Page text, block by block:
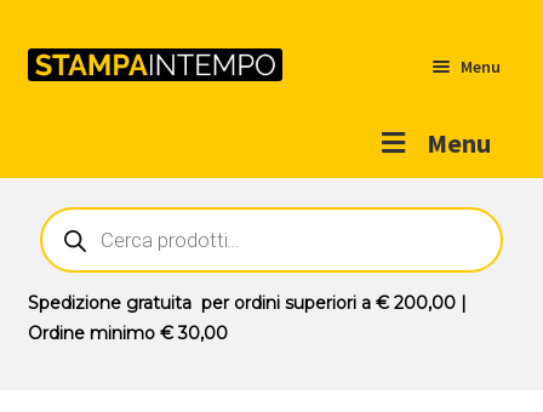
Menu
Menu
Outlet
Prodotti
Novità
Ricerca
prodotti
Spedizione gratuitaper ordini superiori a € 200,00|
Ordine minimo € 30,00